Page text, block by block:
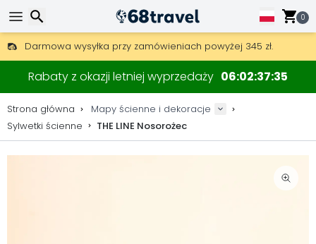
0
Darmowa wysyłka przy zamówieniach powyżej 345 zł.
30 dni na zwrot, 90 dni na drewniane mapy i dekoracje.
Oryginalny producent map i dekoracji.
Rabaty z okazji letniej wyprzedaży 06 02 37 35
Strona główna
Mapy ścienne i dekoracje
Sylwetki ścienne
THE LINE Nosorożec
Wyszukaj
Wyszukaj